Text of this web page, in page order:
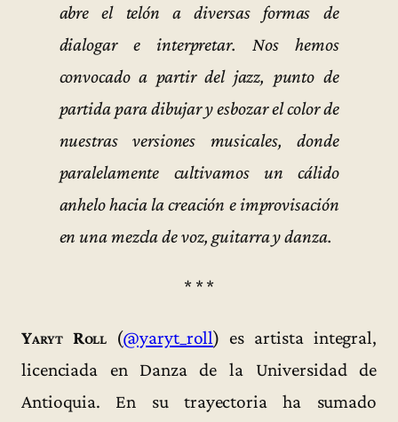
abre el telón a diversas formas de
dialogar e interpretar. Nos hemos
convocado a partir del jazz, punto de
partida para dibujar y esbozar el color de
nuestras versiones musicales, donde
paralelamente cultivamos un cálido
anhelo hacia la creación e improvisación
en una mezcla de voz, guitarra y danza.
* * *
Yaryt Roll (@yaryt_roll) es artista integral,
licenciada en Danza de la Universidad de
Antioquia. En su trayectoria ha sumado